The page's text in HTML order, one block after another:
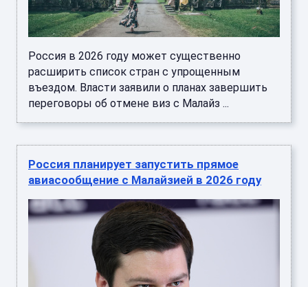
Россия в 2026 году может существенно
расширить список стран с упрощенным
въездом. Власти заявили о планах завершить
переговоры об отмене виз с Малайз ...
Россия планирует запустить прямое
авиасообщение с Малайзией в 2026 году